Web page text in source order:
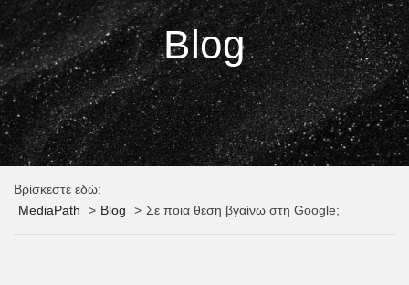
Blog
Βρίσκεστε εδώ:
MediaPath
Blog Σε ποια θέση βγαίνω στη Google;